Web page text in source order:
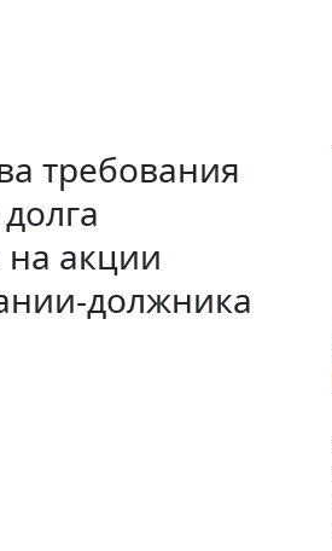
требования
акции
должника